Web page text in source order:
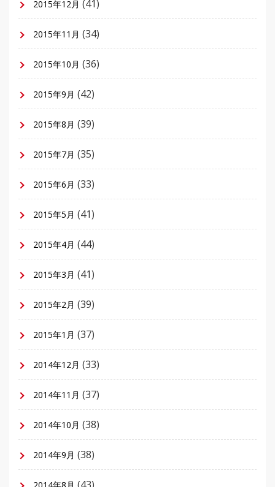
2015年12月 (41)
2015年11月 (34)
2015年10月 (36)
2015年9月 (42)
2015年8月 (39)
2015年7月 (35)
2015年6月 (33)
2015年5月 (41)
2015年4月 (44)
2015年3月 (41)
2015年2月 (39)
2015年1月 (37)
2014年12月 (33)
2014年11月 (37)
2014年10月 (38)
2014年9月 (38)